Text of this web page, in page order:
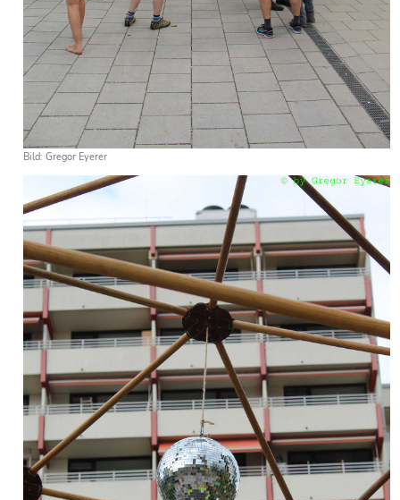
Bild: Gregor Eyerer